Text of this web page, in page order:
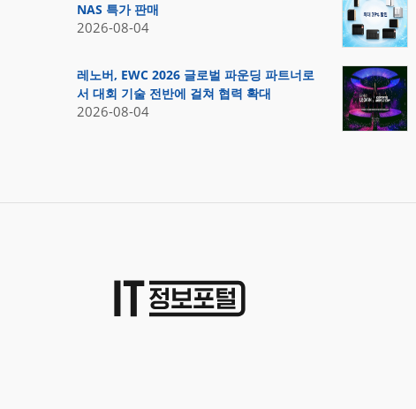
NAS 특가 판매
2026-08-04
레노버, EWC 2026 글로벌 파운딩 파트너로
서 대회 기술 전반에 걸쳐 협력 확대
2026-08-04